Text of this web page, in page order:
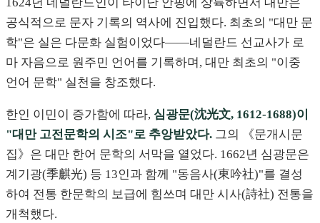
공식적으로 문자 기록의 역사에 진입했다. 최초의 "대만 문
학"은 실은 다문화 실험이었다——네덜란드 선교사가 로
마 자음으로 원주민 언어를 기록하며, 대만 최초의 "이중
언어 문학" 실천을 창조했다.
한인 이민이 증가함에 따라, 심광문(沈光文, 1612-1688)이
"대만 고전문학의 시조"로 추앙받았다. 그의 《문개시문
집》은 대만 한어 문학의 서막을 열었다. 1662년 심광문은
계기광(季麒光) 등 13인과 함께 "동음사(東吟社)"를 결성
하여 전통 한문학의 보급에 힘쓰며 대만 시사(詩社) 전통을
개척했다.